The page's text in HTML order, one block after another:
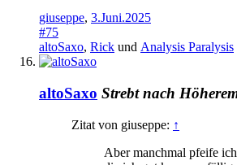
giuseppe, 3.Juni.2025
#75
altoSaxo, Rick und Analysis Paralysis
altoSaxo Strebt nach
Zitat von giuseppe: ↑
Aber manchmal pfeife